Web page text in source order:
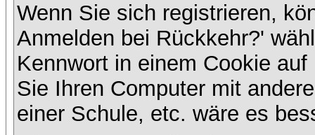
Wenn Sie sich registrieren,
Anmelden bei Rückkehr?'
Kennwort in einem Cookie
Sie Ihren Computer mit
einer Schule, etc. wäre es